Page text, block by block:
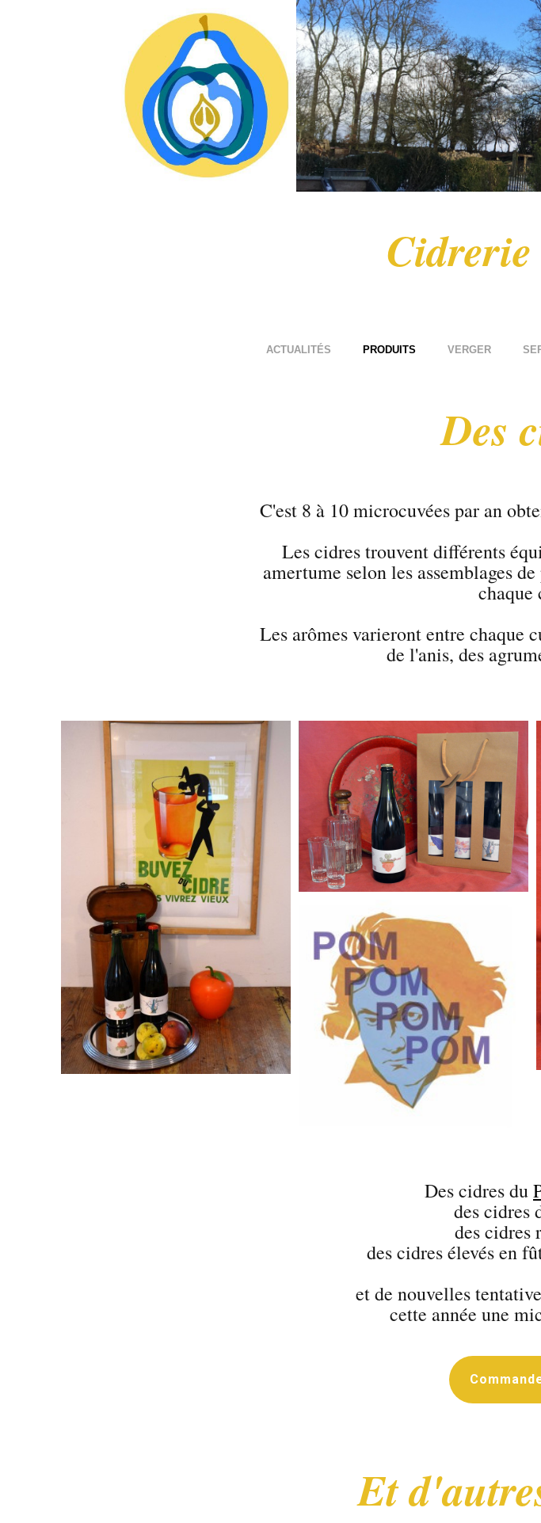
Cidrerie
ACTUALITÉS PRODUITS VERGER
Des
C'est 8 à 10 microcuvées par an
Les cidres trouvent différents
amertume selon les assemblages
chaque
Les arômes varieront entre chaque
de l'anis, des
Des cidres du
des cidres
des cidres
des cidres élevés en
et de nouvelles
cette année une
Et